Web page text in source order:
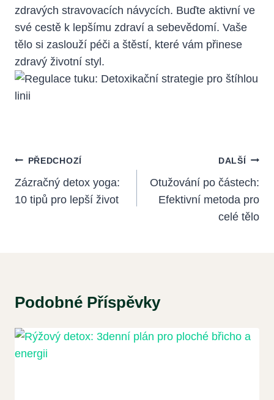
zdravých stravovacích návycích. Buďte aktivní ve
své cestě k lepšímu zdraví a sebevědomí. Vaše
tělo si zaslouží péči ‌a štěstí, které vám přinese
zdravý ‌životní styl.
Navigace
Pro
Příspěvek
PŘEDCHOZÍ
Zázračný detox yoga:
10 tipů pro lepší život
DALŠÍ
Otužování po částech:
Efektivní metoda pro
celé tělo
Podobné Příspěvky